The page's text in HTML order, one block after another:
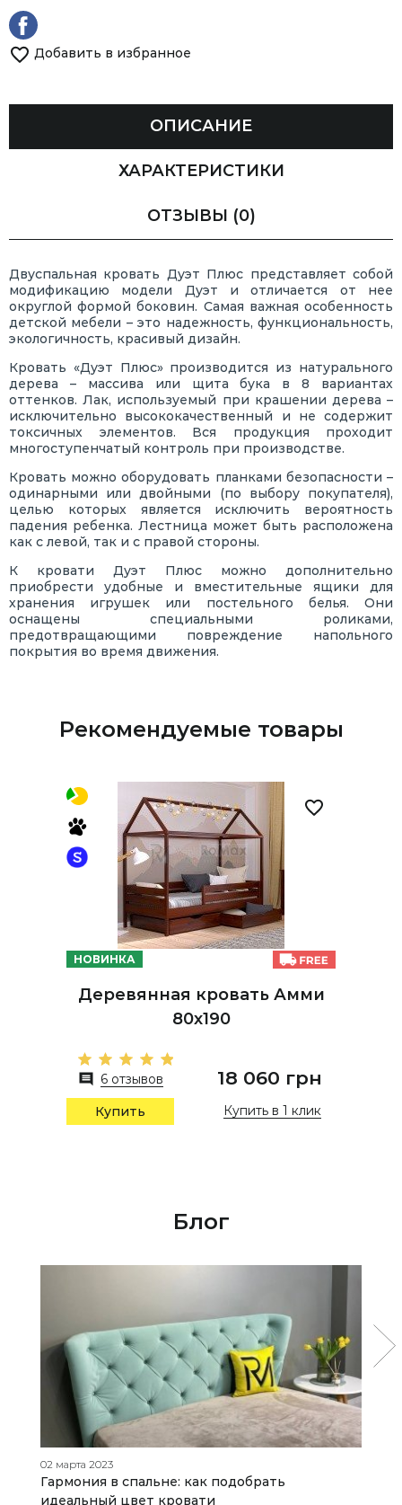
Добавить в избранное
ОПИСАНИЕ
ХАРАКТЕРИСТИКИ
ОТЗЫВЫ (0)
Двуспальная кровать Дуэт Плюс представляет собой
модификацию модели Дуэт и отличается от нее
округлой формой боковин. Самая важная особенность
детской мебели – это надежность, функциональность,
экологичность, красивый дизайн.
Кровать «Дуэт Плюс» производится из натурального
дерева – массива или щита бука в 8 вариантах
оттенков. Лак, используемый при крашении дерева –
исключительно высококачественный и не содержит
токсичных элементов. Вся продукция проходит
многоступенчатый контроль при производстве.
Кровать можно оборудовать планками безопасности –
одинарными или двойными (по выбору покупателя),
целью которых является исключить вероятность
падения ребенка. Лестница может быть расположена
как с левой, так и с правой стороны.
К кровати Дуэт Плюс можно дополнительно
приобрести удобные и вместительные ящики для
хранения игрушек или постельного белья. Они
оснащены специальными роликами,
предотвращающими повреждение напольного
покрытия во время движения.
Рекомендуемые товары
НОВИНКА
Деревянная кровать Амми
80х190
6 отзывов 18 060 грн
Купить Купить в 1 клик
Блог
02 марта 2023
Гармония в спальне: как подобрать
идеальный цвет кровати